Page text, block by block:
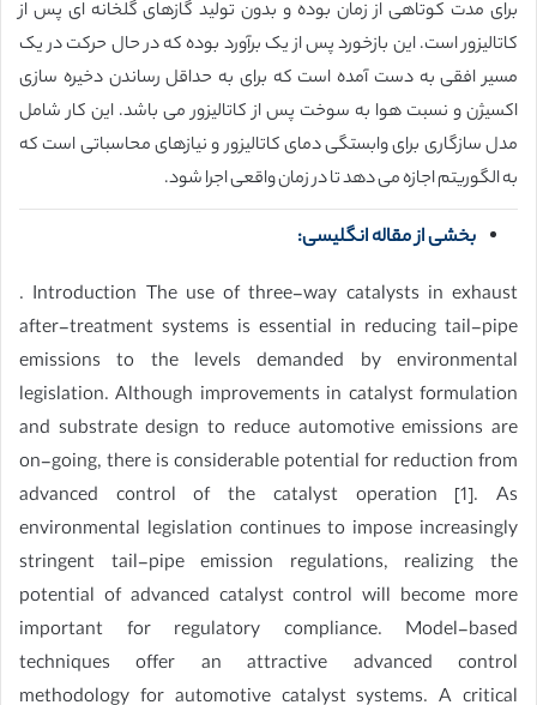
برای مدت کوتاهی از زمان بوده و بدون تولید گازهای گلخانه ای پس از
كاتاليزور است. این بازخورد پس از یک برآورد بوده که در حال حرکت در یک
مسیر افقی به دست آمده است که برای به حداقل رساندن دخیره سازی
اکسیژن و نسبت هوا به سوخت پس از كاتاليزور می باشد. این کار شامل
مدل سازگاری برای وابستگی دمای کاتالیزور و نیازهای محاسباتی است که
به الگوریتم اجازه می دهد تا در زمان واقعی اجرا شود.
بخشی از مقاله انگلیسی:
. Introduction The use of three-way catalysts in exhaust
after-treatment systems is essential in reducing tail-pipe
emissions to the levels demanded by environmental
legislation. Although improvements in catalyst formulation
and substrate design to reduce automotive emissions are
on-going, there is considerable potential for reduction from
advanced control of the catalyst operation [1]. As
environmental legislation continues to impose increasingly
stringent tail-pipe emission regulations, realizing the
potential of advanced catalyst control will become more
important for regulatory compliance. Model-based
techniques offer an attractive advanced control
methodology for automotive catalyst systems. A critical